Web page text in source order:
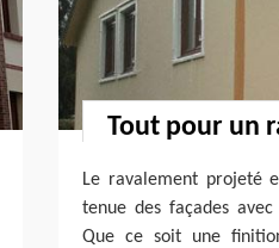
Tout pour un
Le ravalement projeté
tenue des façades
Que ce soit une